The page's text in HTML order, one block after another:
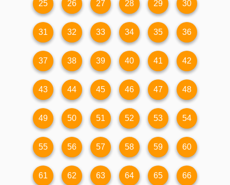
25 26 27 28 29 30
31 32 33 34 35 36
37 38 39 40 41 42
43 44 45 46 47 48
49 50 51 52 53 54
55 56 57 58 59 60
61 62 63 64 65 66